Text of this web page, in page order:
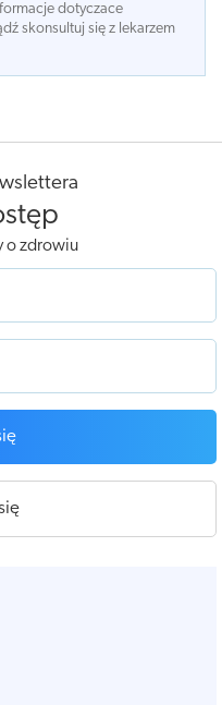
dotyczace
skonsultuj się z lekarzem
o zdrowiu